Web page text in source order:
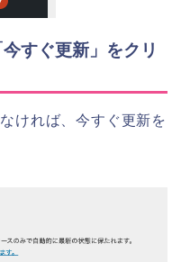
すぐ更新」をクリ
ければ、今すぐ更新を